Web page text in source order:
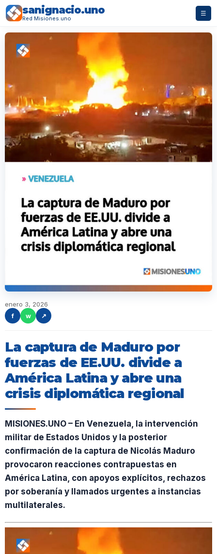
sanignacio.uno
Red Misiones.uno
☰
enero 3, 2026
f
w ↗
La captura de Maduro por
fuerzas de EE.UU. divide a
América Latina y abre una
crisis diplomática regional
MISIONES.UNO – En Venezuela, la intervención
militar de Estados Unidos y la posterior
confirmación de la captura de Nicolás Maduro
provocaron reacciones contrapuestas en
América Latina, con apoyos explícitos, rechazos
por soberanía y llamados urgentes a instancias
multilaterales.